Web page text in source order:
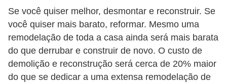
Se você quiser melhor, desmontar e reconstruir. Se
você quiser mais barato, reformar. Mesmo uma
remodelação de toda a casa ainda será mais barata
do que derrubar e construir de novo. O custo de
demolição e reconstrução será cerca de 20% maior
do que se dedicar a uma extensa remodelação de